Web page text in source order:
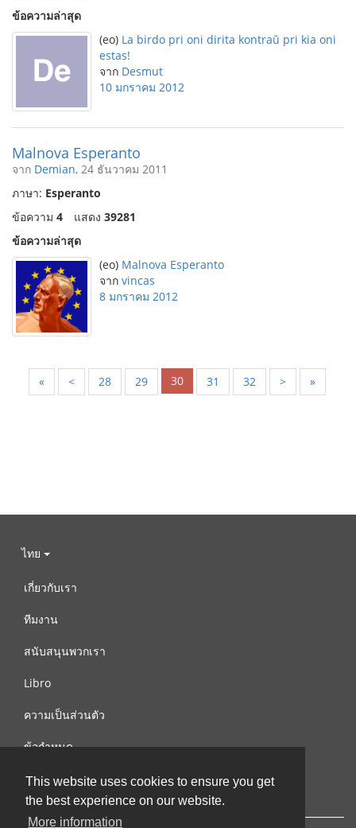
This website uses cookies to ensure you get
the best experience on our website.
More information
ข้อความล่าสุด
(eo) La birdo pri oni dirita kontraŭ pri kia oni
estas!
จาก Desmut
10 มกราคม 2012
Malnova Esperanto
จาก Demian, 24 ธันวาคม 2011
ภาษา: Esperanto
ข้อความ 4 แสดง 39281
ข้อความล่าสุด
(eo) Malnova Esperanto
จาก vincas
8 มกราคม 2012
« < 28 29 30 31 32 > »
ไทย
เกี่ยวกับเรา
ทีมงาน
สนับสนุนพวกเรา
Libro
ความเป็นส่วนตัว
ข้อกำหนด
ติดต่อเรา